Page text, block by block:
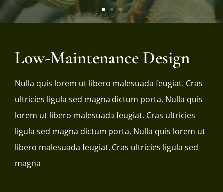
Low-Maintenance Design
Nulla quis lorem ut libero malesuada feugiat. Cras
ultricies ligula sed magna dictum porta. Nulla quis
lorem ut libero malesuada feugiat. Cras ultricies
ligula sed magna dictum porta. Nulla quis lorem ut
libero malesuada feugiat. Cras ultricies ligula sed
magna